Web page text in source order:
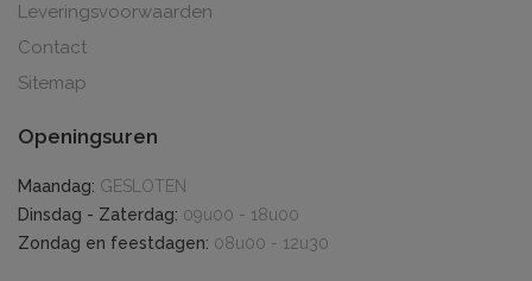
Leveringsvoorwaarden
Contact
Sitemap
Openingsuren
Maandag: GESLOTEN
Dinsdag - Zaterdag: 09u00 - 18u00
Zondag en feestdagen: 08u00 - 12u30